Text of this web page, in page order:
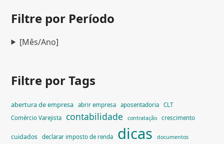
Filtre por Período
[Mês/Ano]
Filtre por Tags
abertura de empresa abrir empresa aposentadoria
CLT
Comércio Varejista
contabilidade contratação crescimento
cuidados declarar imposto de renda dicas documentos